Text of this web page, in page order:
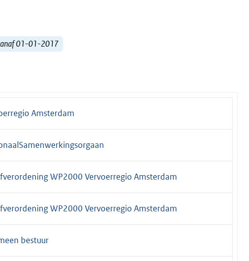
01-01-2017
Amsterdam
WP2000 Vervoerregio Amsterdam
WP2000 Vervoerregio Amsterdam
bestuur